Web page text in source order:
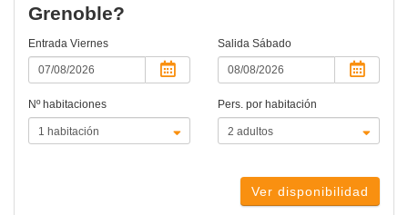
Grenoble?
Entrada Viernes Salida Sábado
Nº habitaciones Pers. por habitación
Ver disponibilidad